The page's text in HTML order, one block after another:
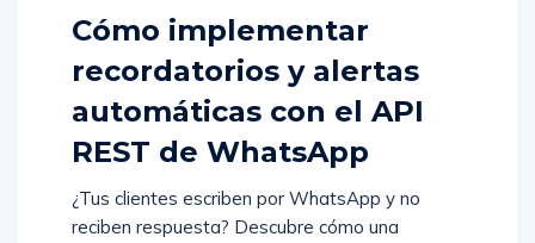
Cómo implementar
recordatorios y alertas
automáticas con el API
REST de WhatsApp
¿Tus clientes escriben por WhatsApp y no
reciben respuesta? Descubre cómo una